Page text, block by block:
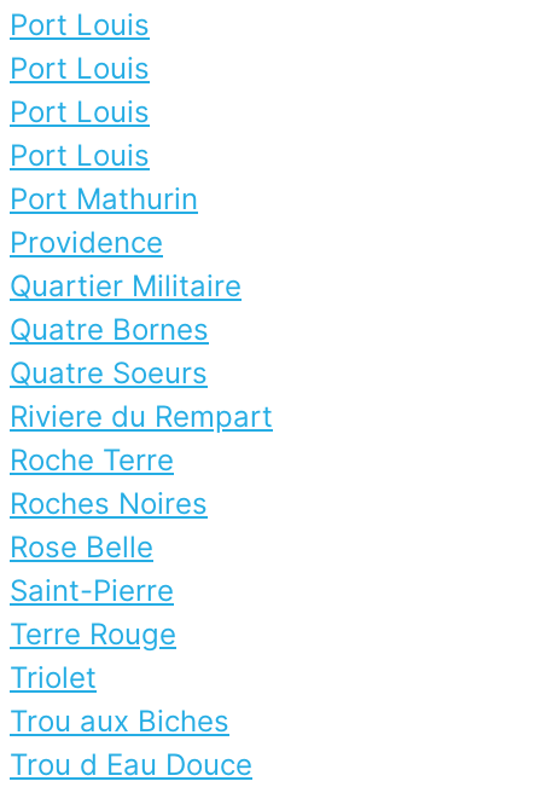
Port Louis
Port Louis
Port Louis
Port Louis
Port Mathurin
Providence
Quartier Militaire
Quatre Bornes
Quatre Soeurs
Riviere du Rempart
Roche Terre
Roches Noires
Rose Belle
Saint-Pierre
Terre Rouge
Triolet
Trou aux Biches
Trou d Eau Douce